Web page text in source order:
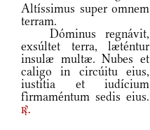
Altíssimus super omnem
terram.
Dóminus regnávit,
exsúltet terra, læténtur
insulæ multæ. Nubes et
caligo in circúitu eius,
iustítia et iudícium
fìrmaméntum sedis eius.
r.